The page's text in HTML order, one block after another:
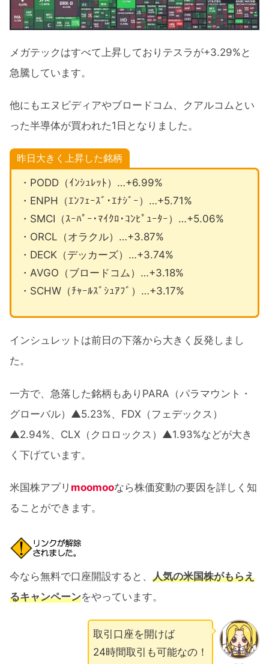
メガテックはすべて上昇しておりテスラが+3.29%と
急騰しています。
他にもエヌビディアやブロードコム、クアルコムとい
った半導体が買われた1日となりました。
昨日大きく上昇した銘柄
・PODD（ｲﾝｼｭﾚｯﾄ）…+6.99%
・ENPH（ｴﾝﾌｪｰｽﾞ･ｴﾅｼﾞｰ）…+5.71%
・SMCI（ｽｰﾊﾟｰ･ﾏｲｸﾛ･ｺﾝﾋﾟｭｰﾀｰ）…+5.06%
・ORCL（オラクル）…+3.87%
・DECK（デッカーズ）…+3.74%
・AVGO（ブロードコム）…+3.18%
・SCHW（ﾁｬｰﾙｽﾞｼｭｱﾌﾞ）…+3.17%
インシュレットは前日の下落から大きく反発しまし
た。
一方で、急落した銘柄もありPARA（パラマウント・
グローバル）▲5.23%、FDX（フェデックス）
▲2.94%、CLX（クロロックス）▲1.93%などが大き
く下げています。
米国株アプリ moomooなら株価変動の要因を詳しく知
ることができます。
今なら無料で口座開設すると、 人気の米国株がもらえ
るキャンペーンをやっています。
取引口座を開けば
24時間取引も可能なの！